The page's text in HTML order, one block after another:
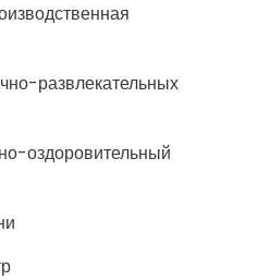
развлекательных
оздоровительный